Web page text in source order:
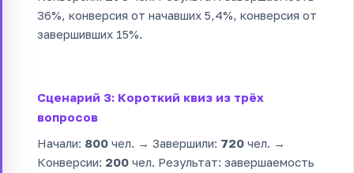
36%, конверсия от начавших 5,4%, конверсия от
завершивших 15%.
Сценарий 3: Короткий квиз из трёх
вопросов
Начали: 800 чел. → Завершили: 720 чел. →
Конверсии: 200 чел. Результат: завершаемость